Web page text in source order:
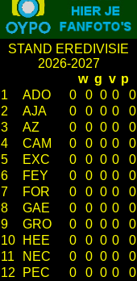
STAND EREDIVISIE
2026-2027
w g v p
1
ADO 0 0 0 0
0
2
AJA 0 0 0 0
0
3
AZ 0 0 0 0
0
4
CAM 0 0 0 0
0
5
EXC 0 0 0 0
0
6
FEY 0 0 0 0
0
7
FOR 0 0 0 0
0
8
GAE 0 0 0 0
0
9
GRO 0 0 0 0
0
10
HEE 0 0 0 0
0
11
NEC 0 0 0 0
0
12
PEC 0 0 0 0
0